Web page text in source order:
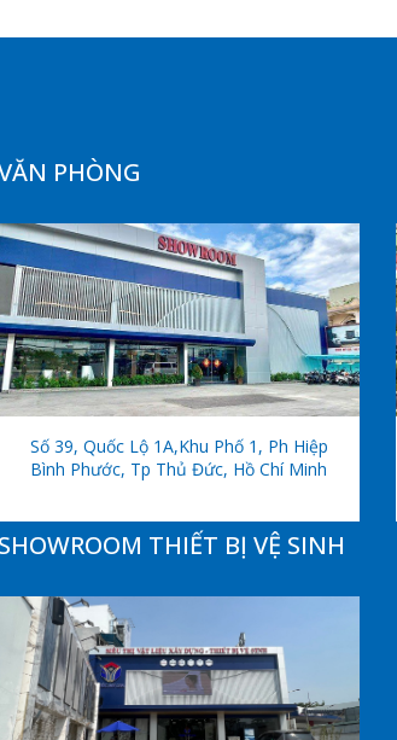
PHÒNG
Số 39, Quốc Lộ 1A,khu Phố 1, Ph Hiệp
Bình Phước, Tp Thủ Đức, Hồ Chí Minh
SHOWROOM THIẾT BỊ VỆ SINH